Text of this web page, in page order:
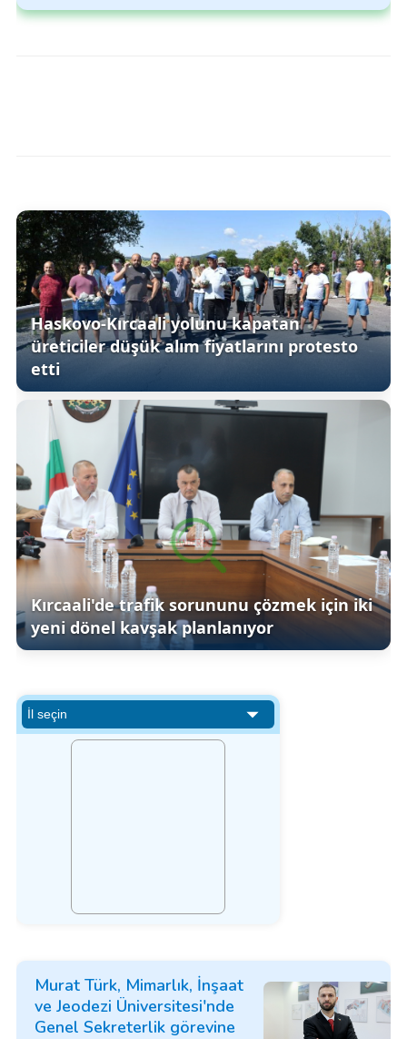
Haskovo-Kırcaali yolunu kapatan
üreticiler düşük alım fiyatlarını protesto
etti
Kırcaali'de trafik sorununu çözmek için iki
yeni dönel kavşak planlanıyor
Murat Türk, Mimarlık, İnşaat
ve Jeodezi Üniversitesi'nde
Genel Sekreterlik görevine